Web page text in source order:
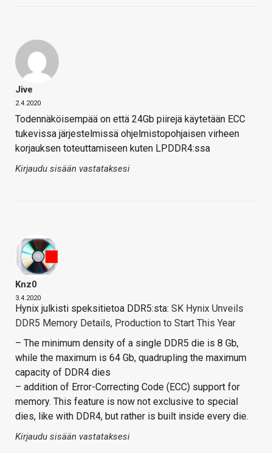
Jive
2.4.2020
Todennäköisempää on että 24Gb piirejä käytetään ECC
tukevissa järjestelmissä ohjelmistopohjaisen virheen
korjauksen toteuttamiseen kuten LPDDR4:ssa
Kirjaudu sisään vastataksesi
Knz0
3.4.2020
Hynix julkisti speksitietoa DDR5:sta: SK Hynix Unveils
DDR5 Memory Details, Production to Start This Year
– The minimum density of a single DDR5 die is 8 Gb,
while the maximum is 64 Gb, quadrupling the maximum
capacity of DDR4 dies
– addition of Error-Correcting Code (ECC) support for
memory. This feature is now not exclusive to special
dies, like with DDR4, but rather is built inside every die.
Kirjaudu sisään vastataksesi